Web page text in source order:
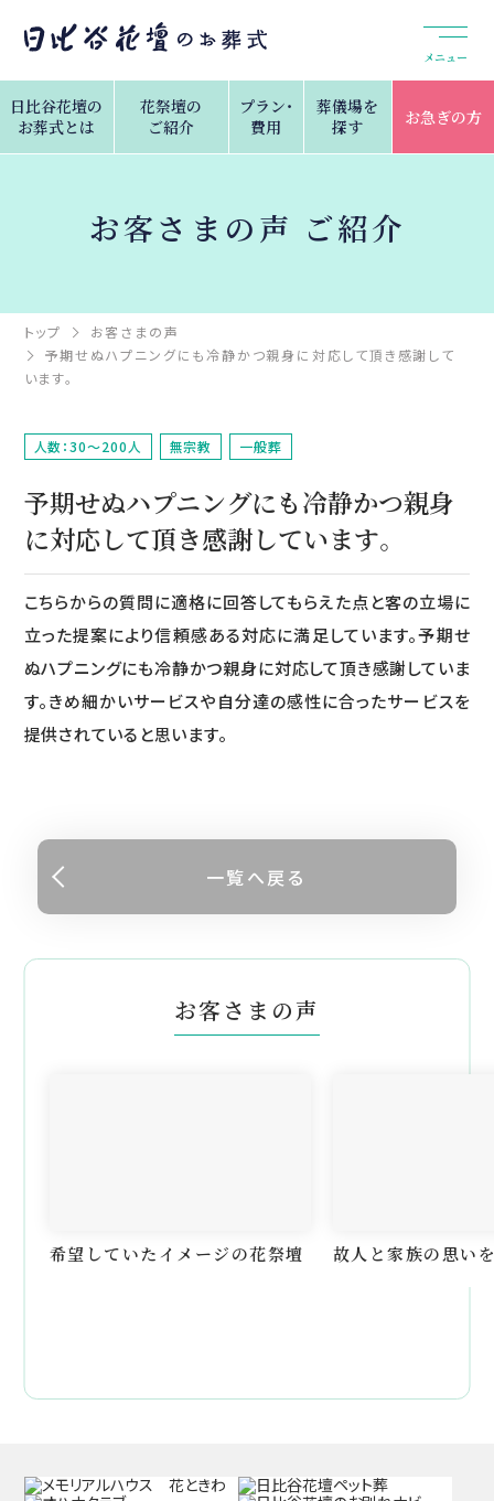
メニュー
日比谷花壇の
お葬式とは
花祭壇の
ご紹介
プラン・
費用
葬儀場を
探す
お急ぎの方
お客さまの声 ご紹介
トップ
お客さまの声
予期せぬハプニングにも冷静かつ親身に対応して頂き感謝して
います。
人数：30～200人 無宗教 一般葬
予期せぬハプニングにも冷静かつ親身
に対応して頂き感謝しています。
こちらからの質問に適格に回答してもらえた点と客の立場に
立った提案により信頼感ある対応に満足しています。予期せ
ぬハプニングにも冷静かつ親身に対応して頂き感謝していま
す。きめ細かいサービスや自分達の感性に合ったサービスを
提供されていると思います。
一覧へ戻る
お客さまの声
希望していたイメージの花祭壇 故人と家族の思い